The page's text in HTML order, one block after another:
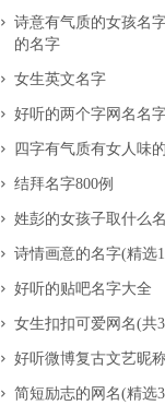
诗意有气质的女孩名
的名字
​女生英文名字
好听的两个字网名名
四字有气质有女人味
​结拜名字800例
姓彭的女孩子取什么
诗情画意的名字(精选
​好听的贴吧名字大全
女生扣扣可爱网名(共
好听微博复古文艺昵
简短励志的网名(精选